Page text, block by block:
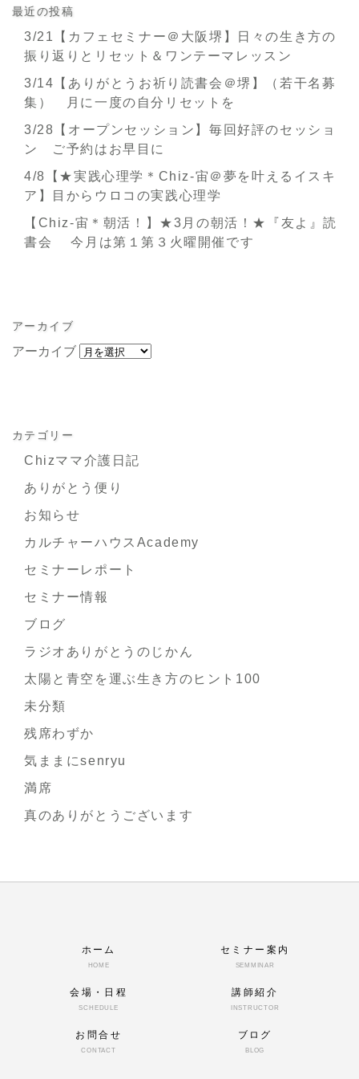
最近の投稿
3/21【カフェセミナー＠大阪堺】日々の生き方の
振り返りとリセット＆ワンテーマレッスン
3/14【ありがとうお祈り読書会＠堺】（若干名募
集） 月に一度の自分リセットを
3/28【オープンセッション】毎回好評のセッショ
ン ご予約はお早目に
4/8【★実践心理学＊Chiz-宙＠夢を叶えるイスキ
ア】目からウロコの実践心理学
【Chiz-宙＊朝活！】★3月の朝活！★『友よ』読
書会 今月は第１第３火曜開催です
アーカイブ
アーカイブ
カテゴリー
Chizママ介護日記
ありがとう便り
お知らせ
カルチャーハウスAcademy
セミナーレポート
セミナー情報
ブログ
ラジオありがとうのじかん
太陽と青空を運ぶ生き方のヒント100
未分類
残席わずか
気ままにsenryu
満席
真のありがとうございます
ホーム
HOME
セミナー案内
SEMMINAR
会場・日程
SCHEDULE
講師紹介
INSTRUCTOR
お問合せ
CONTACT
ブログ
BLOG